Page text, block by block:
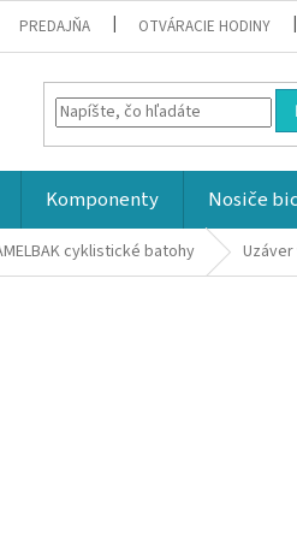
PREDAJŇA OTVÁRACIE HODINY
Komponenty Nosiče
cyklistické batohy Uzáver